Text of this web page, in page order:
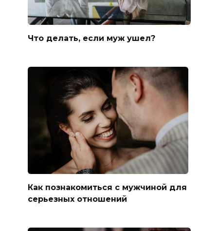
Что делать, если муж ушел?
Как познакомиться с мужчиной для
серьезных отношений